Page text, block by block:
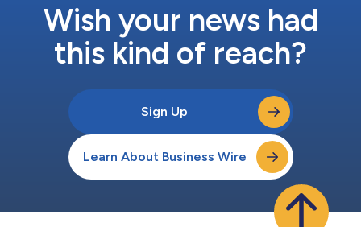
Wish your news had
this kind of reach?
Sign Up
Learn About Business Wire